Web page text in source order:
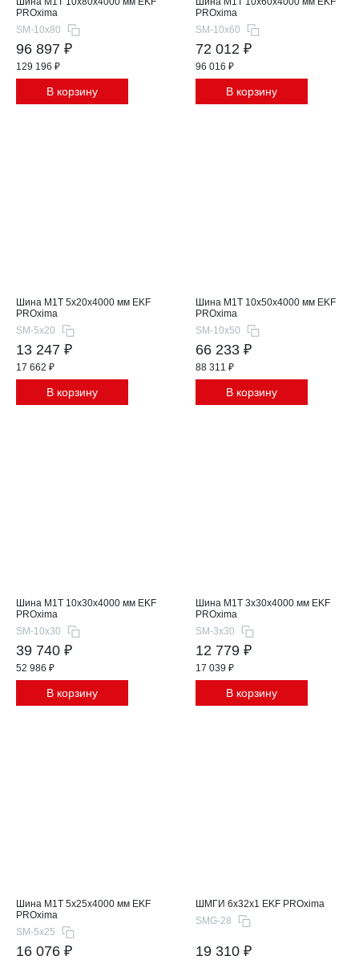
PROxima
SM-10x80
96 897 ₽
129 196 ₽
В корзину
PROxima
SM-10x60
72 012 ₽
96 016 ₽
В корзину
Шина М1T 5x20x4000 мм EKF
PROxima
SM-5x20
13 247 ₽
17 662 ₽
В корзину
Шина М1T 10x50x4000 мм EKF
PROxima
SM-10x50
66 233 ₽
88 311 ₽
В корзину
Шина М1T 10x30x4000 мм EKF
PROxima
SM-10x30
39 740 ₽
52 986 ₽
В корзину
Шина М1T 3x30x4000 мм EKF
PROxima
SM-3x30
12 779 ₽
17 039 ₽
В корзину
Шина М1T 5x25x4000 мм EKF
PROxima
SM-5x25
16 076 ₽
ШМГИ 6x32x1 EKF PROxima
SMG-28
19 310 ₽